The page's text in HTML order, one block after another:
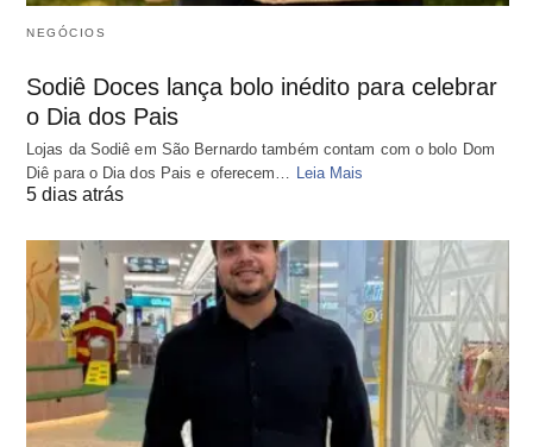
NEGÓCIOS
Sodiê Doces lança bolo inédito para celebrar
o Dia dos Pais
Lojas da Sodiê em São Bernardo também contam com o bolo Dom
Diê para o Dia dos Pais e oferecem… Leia Mais
5 dias atrás